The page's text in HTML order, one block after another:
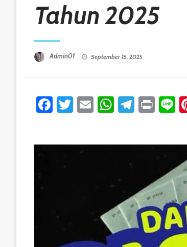
Tahun 2025
Admin01 September 15, 2025
Facebook
Twitter
Email